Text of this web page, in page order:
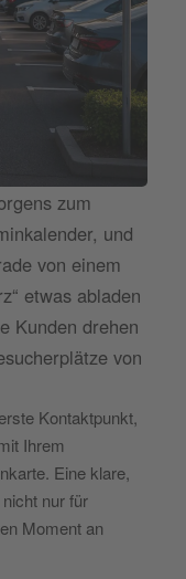
zum
und
von einem
etwas abladen
Kunden drehen
von
Kontaktpunkt,
Ihrem
Eine klare,
nur für
Moment an